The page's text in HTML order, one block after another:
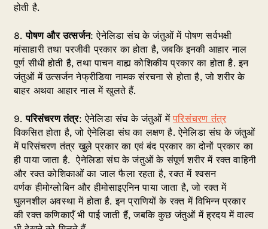
होती है.
8.पोषण और उत्सर्जन: ऐनेलिडा संघ के जंतुओं में पोषण सर्वभक्षी
मांसाहारी तथा परजीवी प्रकार का होता है, जबकि इनकी आहार नाल
पूर्ण सीधी होती है, तथा पाचन वाह्य कोशिकीय प्रकार का होता है. इन
जंतुओं में उत्सर्जन नेफ्रीडिया नामक संरचना से होता है, जो शरीर के
बाहर अथवा आहार नाल में खुलते हैं.
9.परिसंचरण तंत्र: ऐनेलिडा संघ के जंतुओं मेंपरिसंचरण तंत्र
विकसित होता है, जो ऐनेलिडा संघ का लक्षण है. ऐनेलिडा संघ के जंतुओं
में परिसंचरण तंत्र खुले प्रकार का एवं बंद प्रकार का दोनों प्रकार का
ही पाया जाता है. ऐनेलिडा संघ के जंतुओं के संपूर्ण शरीर में रक्त वाहिनी
और रक्त कोशिकाओं का जाल फैला रहता है, रक्त में श्वसन
वर्णक हीमोग्लोबिन और हीमोसाइएनिन पाया जाता है, जो रक्त में
घुलनशील अवस्था में होता है. इन प्राणियों के रक्त में विभिन्न प्रकार
की रक्त कणिकाएँ भी पाई जाती हैं, जबकि कुछ जंतुओं में ह्रदय में वाल्व